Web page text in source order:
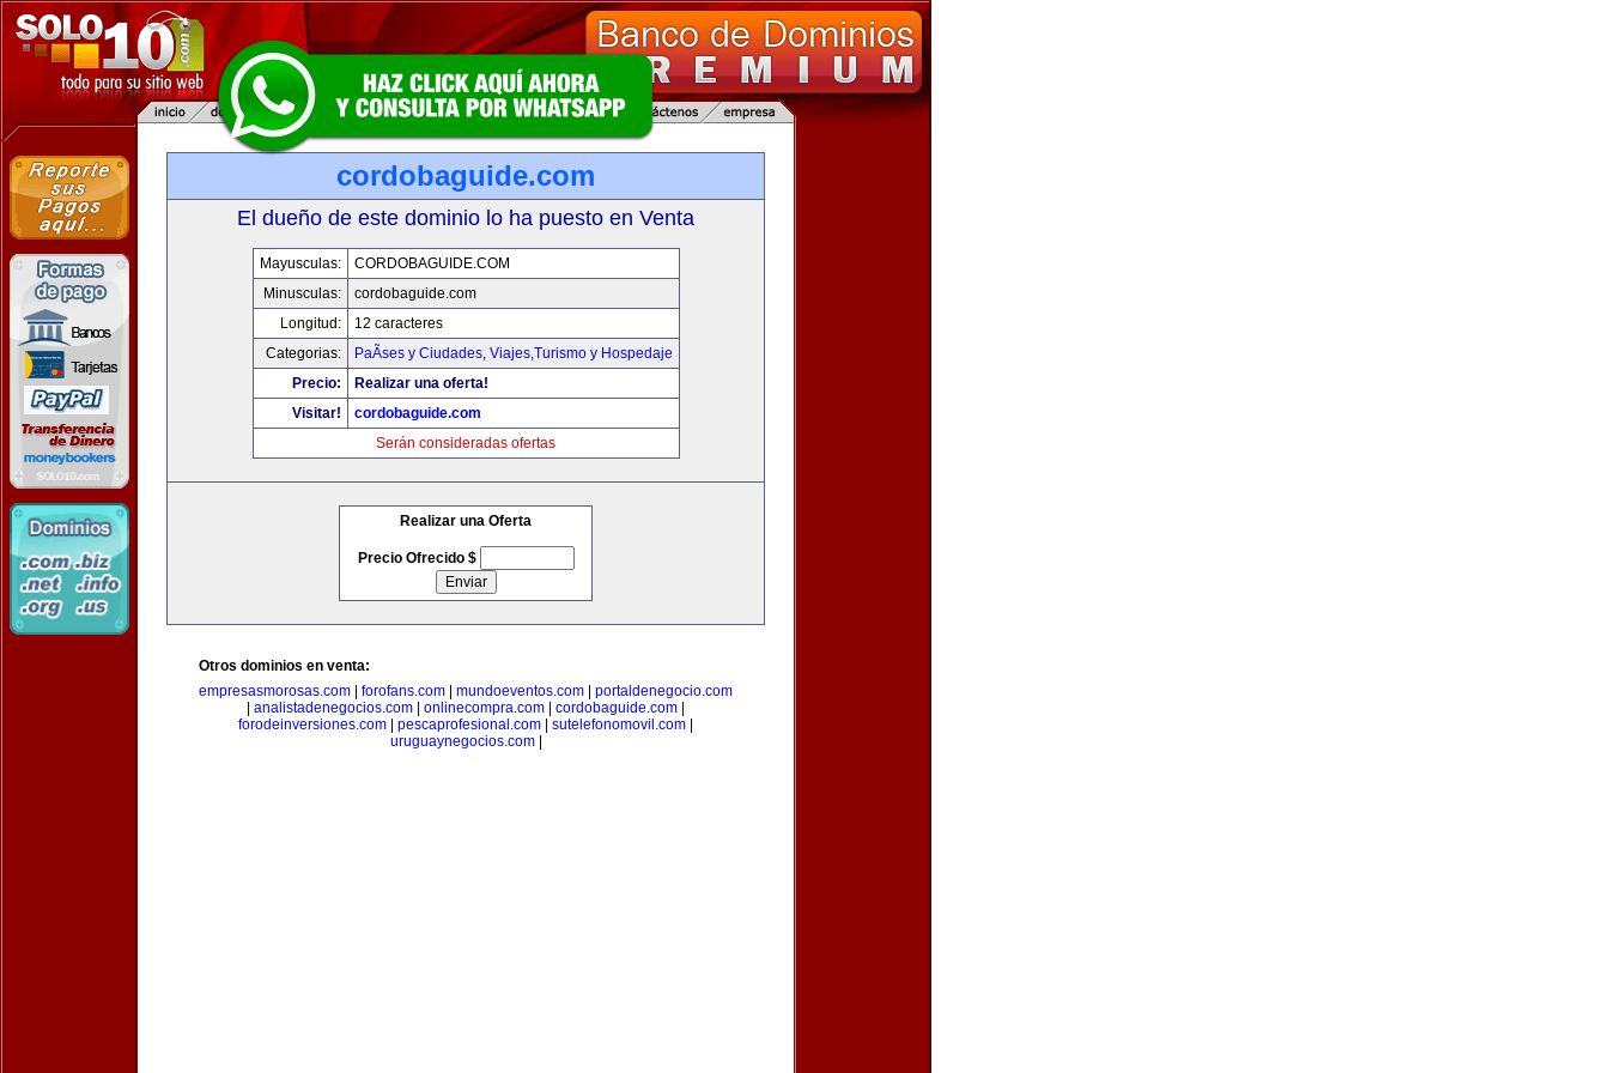
cordobaguide.com
El dueño de este dominio lo ha puesto en Venta
Mayusculas:
CORDOBAGUIDE.COM
Minusculas:
cordobaguide.com
Longitud:
12 caracteres
Categorias:
PaÃ­ses y Ciudades, Viajes,Turismo y Hospedaje
Precio:
Realizar una oferta!
Visitar!
cordobaguide.com
Serán consideradas ofertas
Realizar una Oferta
Precio Ofrecido $
Otros dominios en venta:
empresasmorosas.com
forofans.com mundoeventos.com
portaldenegocio.com
analistadenegocios.com onlinecompra.com cordobaguide.com
forodeinversiones.com
pescaprofesional.com sutelefonomovil.com
uruguaynegocios.com|